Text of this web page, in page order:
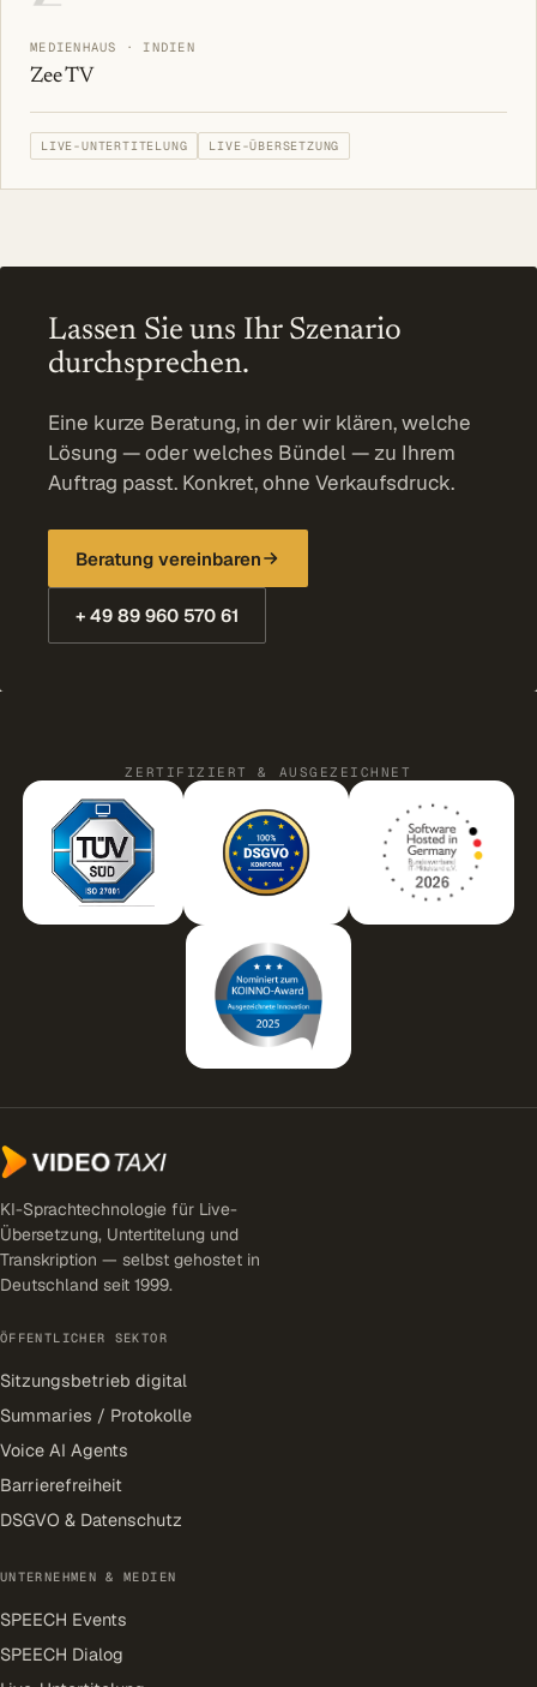
MEDIENHAUS · INDIEN
Zee TV
LIVE-UNTERTITELUNG LIVE-ÜBERSETZUNG
Lassen Sie uns Ihr Szenario
durchsprechen.
Eine kurze Beratung, in der wir klären, welche
Lösung — oder welches Bündel — zu Ihrem
Auftrag passt. Konkret, ohne Verkaufsdruck.
Beratung vereinbaren
+ 49 89 960 570 61
ZERTIFIZIERT & AUSGEZEICHNET
KI-Sprachtechnologie für Live-
Übersetzung, Untertitelung und
Transkription — selbst gehostet in
Deutschland seit 1999.
ÖFFENTLICHER SEKTOR
Sitzungsbetrieb digital
Summaries / Protokolle
Voice AI Agents
Barrierefreiheit
DSGVO & Datenschutz
UNTERNEHMEN & MEDIEN
SPEECH Events
SPEECH Dialog